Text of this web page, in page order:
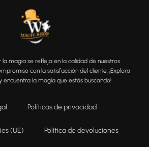
la magia se refleja en la calidad de nuestros
con la satisfacción del cliente. ¡Explora
encuentra la magia que estás buscando!
Políticas de privacidad
(UE) Política de devoluciones